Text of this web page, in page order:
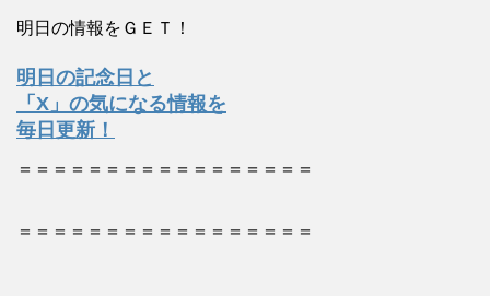
明日の情報をＧＥＴ！
明日の記念日と
「X」の気になる情報を
毎日更新！
＝＝＝＝＝＝＝＝＝＝＝＝＝＝＝＝＝
＝＝＝＝＝＝＝＝＝＝＝＝＝＝＝＝＝